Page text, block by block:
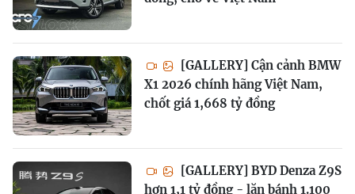
[GALLERY] Cận cảnh BMW
X1 2026 chính hãng Việt Nam,
chốt giá 1,668 tỷ đồng
[GALLERY] BYD Denza Z9S
hơn 1,1 tỷ đồng - lăn bánh 1.100